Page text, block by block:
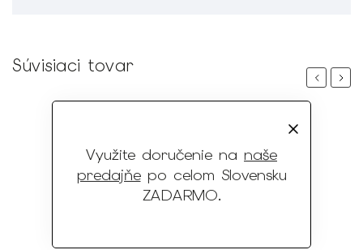
Využite doručenie na naše
predajňepo celom Slovensku
ZADARMO.
Súvisiaci tovar
PreviousNext